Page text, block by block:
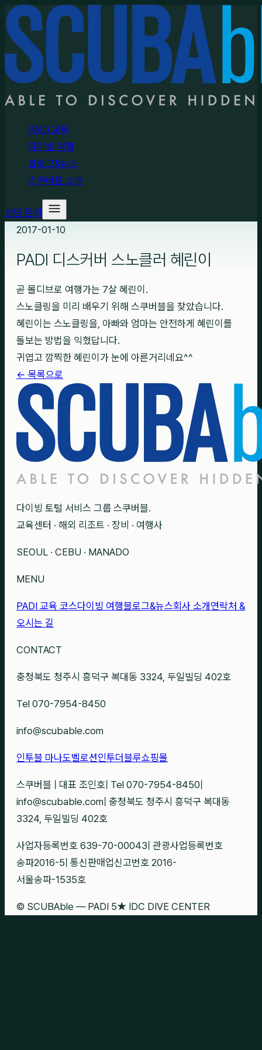
PADI 교육
다이빙 여행
블로그&뉴스
스쿠버블 소개
상담 문의
2017-01-10
PADI 디스커버 스노클러 혜린이
곧 몰디브로 여행가는 7살 혜린이.
스노클링을 미리 배우기 위해 스쿠버블을 찾았습니다.
혜린이는 스노클링을, 아빠와 엄마는 안전하게 혜린이를
돌보는 방법을 익혔답니다.
귀엽고 깜찍한 혜린이가 눈에 아른거리네요^^
← 목록으로
다이빙 토털 서비스 그룹 스쿠버블.
교육센터 · 해외 리조트 · 장비 · 여행사
SEOUL · CEBU · MANADO
MENU
PADI 교육 코스다이빙 여행블로그&뉴스회사 소개연락처 &
오시는 길
CONTACT
충청북도 청주시 흥덕구 복대동 3324, 두일빌딩 402호
Tel 070-7954-8450
info@scubable.com
인투블 마나도벨로션인투더블루쇼핑몰
스쿠버블 | 대표 조인호| Tel 070-7954-8450|
info@scubable.com| 충청북도 청주시 흥덕구 복대동
3324, 두일빌딩 402호
사업자등록번호 639-70-00043| 관광사업등록번호
송파2016-5| 통신판매업신고번호 2016-
서울송파-1535호
© SCUBAble — PADI 5★ IDC DIVE CENTER